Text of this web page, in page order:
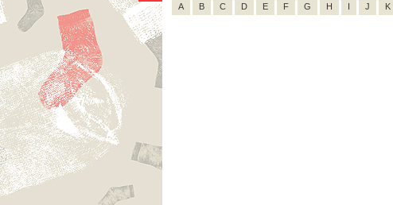
A B C D E F G H I J K